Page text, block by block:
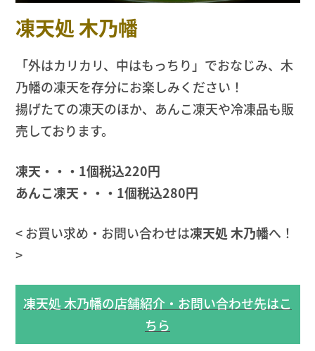
凍天処 木乃幡
「外はカリカリ、中はもっちり」でおなじみ、木
乃幡の凍天を存分にお楽しみください！
揚げたての凍天のほか、あんこ凍天や冷凍品も販
売しております。
凍天・・・1個税込220円
あんこ凍天・・・1個税込280円
< お買い求め・お問い合わせは凍天処 木乃幡へ！
>
凍天処 木乃幡の店舗紹介・お問い合わせ先はこ
ちら